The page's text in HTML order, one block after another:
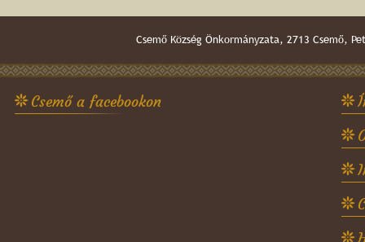
Csemő Község Önkormányzata, 2713
Csemő a facebookon